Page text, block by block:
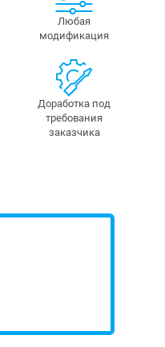
Любая
модификация
Доработка под
требования
заказчика